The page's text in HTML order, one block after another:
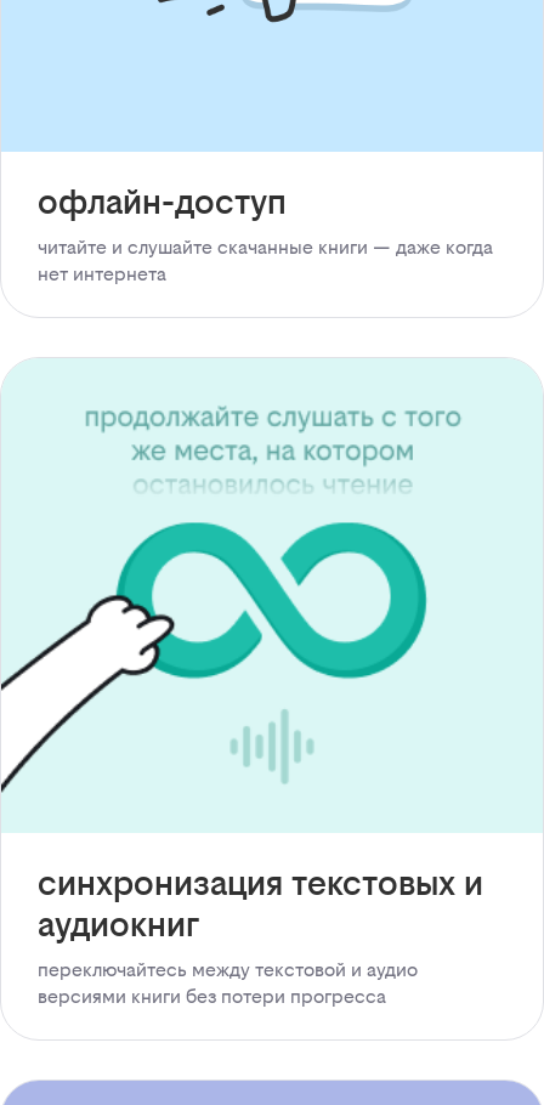
офлайн-доступ
читайте и слушайте скачанные книги — даже когда
нет интернета
синхронизация текстовых и
аудиокниг
переключайтесь между текстовой и аудио
версиями книги без потери прогресса